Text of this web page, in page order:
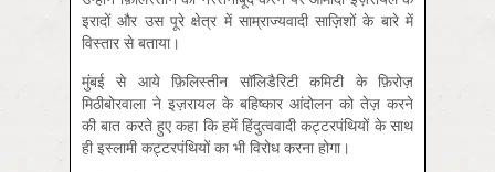
इरादों और उस पूरे क्षेत्र में साम्राज्‍यवादी साज़ि‍शों के बारे में
विस्तार से बताया।
मुंबई से आये फ़ि‍लिस्‍तीन सॉलिडैरिटी कमिटी के फ़ि‍रोज़
मिठीबोरवाला ने इज़रायल के बहिष्कार आंदोलन को तेज़ करने
की बात करते हुए कहा कि हमें हिंदुत्ववादी कट्टरपंथियों के साथ
ही इस्लामी कट्टरपंथियों का भी विरोध करना होगा।